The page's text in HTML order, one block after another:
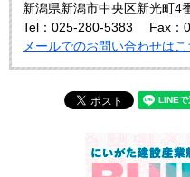
新潟県新潟市中央区新光町
Tel：025-280-5383
Fax：
メールでのお問い合わせはこ